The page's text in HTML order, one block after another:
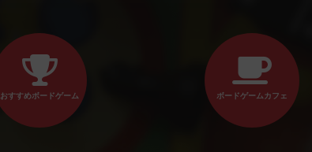
おすすめボードゲーム ボードゲームカフェ